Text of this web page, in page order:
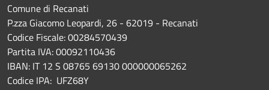
Comune di Recanati
P.zza Giacomo Leopardi, 26 - 62019 - Recanati
Codice Fiscale: 00284570439
Partita IVA: 00092110436
IBAN: IT 12 S 08765 69130 000000065262
Codice IPA: UFZ68Y